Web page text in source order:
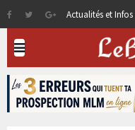
Actualités et